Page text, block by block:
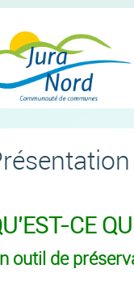
CE
outil de